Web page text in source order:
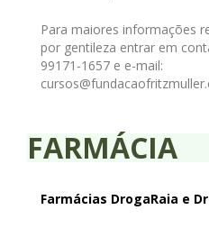
Para maiores informações
por gentileza entrar em
99171-1657 e e-mail:
FARMÁCIA
Farmácias DrogaRaia e